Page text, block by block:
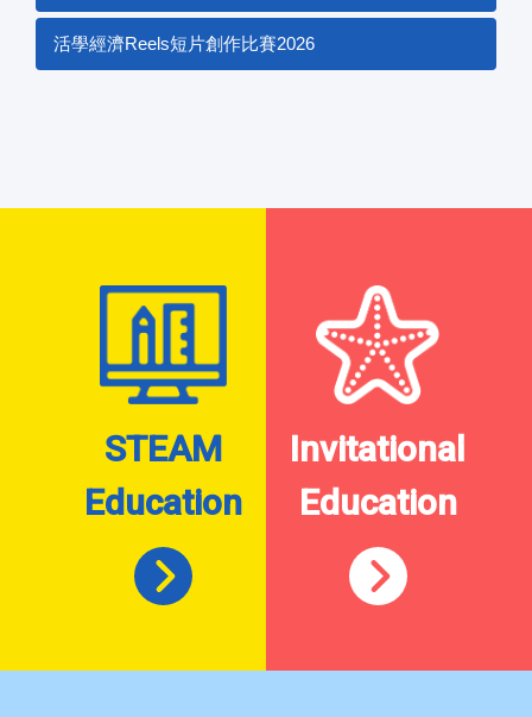
活學經濟Reels短片創作比賽2026
STEAM
Education
Invitational
Education